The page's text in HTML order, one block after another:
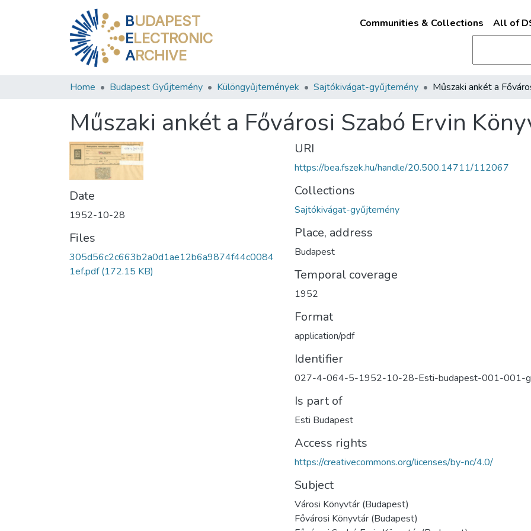
BUDAPEST
ELECTRONIC
ARCHIVE
Communities & Collections All of
Home Budapest Gyűjtemény Különgyűjtemények Sajtókivágat-gyűjtemény
Műszaki ankét a Fővárosi Szabó Ervin
Date
1952-10-28
Files
305d56c2c663b2a0d1ae12b6a9874f44c0084
1ef.pdf(172.15 KB)
URI
https://bea.fszek.hu/handle/20.500.14711/112067
Collections
Sajtókivágat-gyűjtemény
Place, address
Budapest
Temporal coverage
1952
Format
application/pdf
Identifier
027-4-064-5-1952-10-28-Esti-budapest-001-001-
Is part of
Esti Budapest
Access rights
https://creativecommons.org/licenses/by-nc/4.0/
Subject
Városi Könyvtár (Budapest)
Fővárosi Könyvtár (Budapest)